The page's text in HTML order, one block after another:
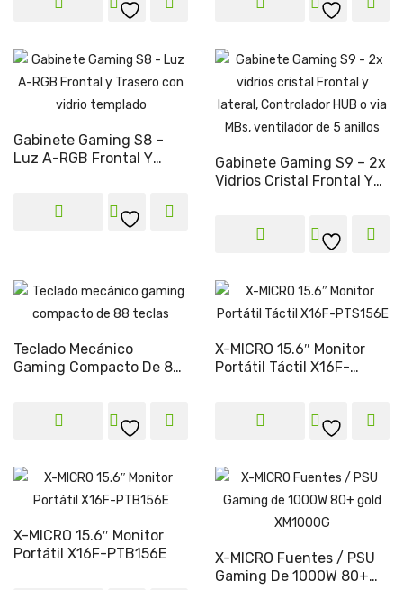
Gabinete Gaming S8 –
Luz A-RGB Frontal Y
Gabinete Gaming S9 – 2x
Vidrios Cristal Frontal Y
5 Anillos
Teclado Mecánico
Gaming Compacto De 88
X-MICRO 15.6″ Monitor
Portátil Táctil X16F-
X-MICRO 15.6″ Monitor
Portátil X16F-PTB156E
X-MICRO Fuentes / PSU
Gaming De 1000W 80+